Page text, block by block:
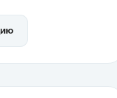
гребной винт и
аспектов